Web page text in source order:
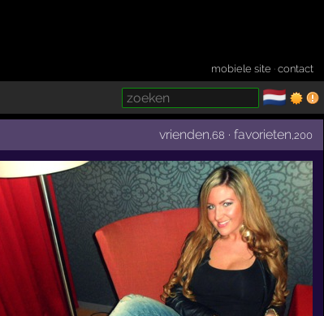
mobiele site ·contact
🇳🇱
vrienden ,68 ·favorieten ,200